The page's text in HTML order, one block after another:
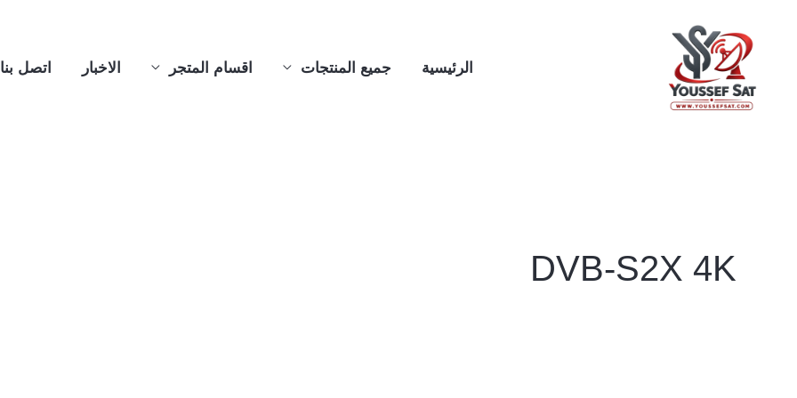
الرئيسية جميع المنتجات اقسام المتجر الاخبار اتصل بنا
DVB-S2X 4K